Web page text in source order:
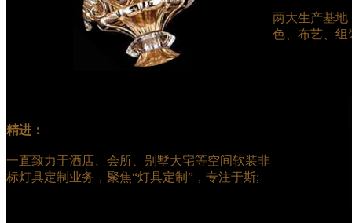
两大生产基地
色、布艺、组
精进：
一直致力于酒店、会所、别墅大宅等空间软装非
标灯具定制业务，聚焦“灯具定制”，专注于斯;